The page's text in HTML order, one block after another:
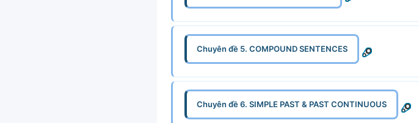
Chuyên đề 5. COMPOUND SENTENCES
Chuyên đề 6. SIMPLE PAST & PAST CONTINUOUS